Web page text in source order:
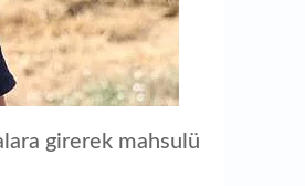
girerek mahsulü